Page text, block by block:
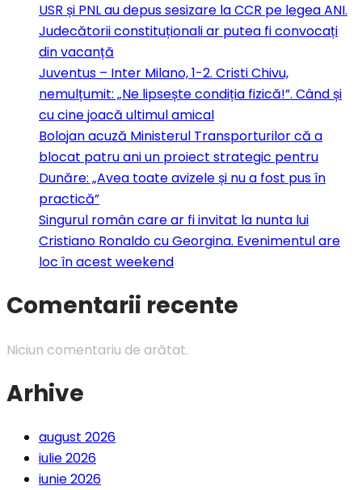
USR și PNL au depus sesizare la CCR pe legea ANI.
Judecătorii constituționali ar putea fi convocați
din vacanță
Juventus – Inter Milano, 1-2. Cristi Chivu,
nemulțumit: „Ne lipsește condiția fizică!”. Când și
cu cine joacă ultimul amical
Bolojan acuză Ministerul Transporturilor că a
blocat patru ani un proiect strategic pentru
Dunăre: „Avea toate avizele și nu a fost pus în
practică”
Singurul român care ar fi invitat la nunta lui
Cristiano Ronaldo cu Georgina. Evenimentul are
loc în acest weekend
Comentarii recente
Niciun comentariu de arătat.
Arhive
august 2026
iulie 2026
iunie 2026